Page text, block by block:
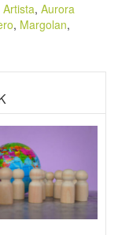
Artista, Aurora
, Margolan,